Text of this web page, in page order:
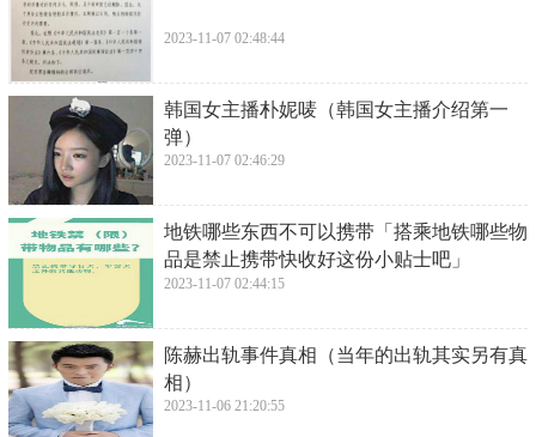
2023-11-07 02:48:44
​韩国女主播朴妮唛（韩国女主播介绍第一
弹）
2023-11-07 02:46:29
​地铁哪些东西不可以携带「搭乘地铁哪些物
品是禁止携带快收好这份小贴士吧」
2023-11-07 02:44:15
​陈赫出轨事件真相（当年的出轨其实另有真
相）
2023-11-06 21:20:55